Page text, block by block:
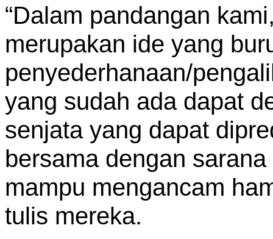
“Dalam pandangan
merupakan ide yang
penyederhanaan/
yang sudah ada dapat
senjata yang dapat
bersama dengan
mampu mengancam
tulis mereka.